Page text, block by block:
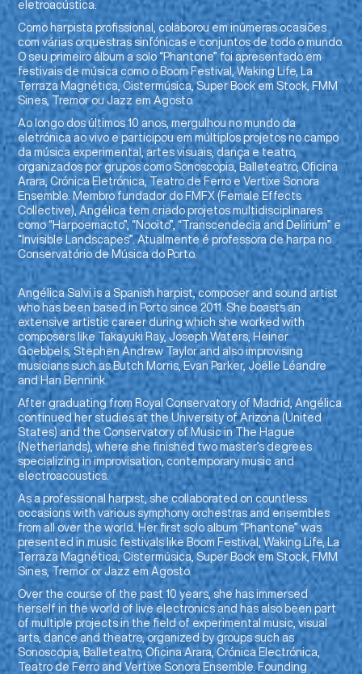
eletroacústica.
Como harpista profissional, colaborou em inúmeras ocasiões
com várias orquestras sinfónicas e conjuntos de todo o mundo.
O seu primeiro álbum a solo “Phantone” foi apresentado em
festivais de música como o Boom Festival, Waking Life, La
Terraza Magnética, Cistermúsica, Super Bock em Stock, FMM
Sines, Tremor ou Jazz em Agosto.
Ao longo dos últimos 10 anos, mergulhou no mundo da
eletrónica ao vivo e participou em múltiplos projetos no campo
da música experimental, artes visuais, dança e teatro,
organizados por grupos como Sonoscopia, Balleteatro, Oficina
Arara, Crónica Eletrónica, Teatro de Ferro e Vertixe Sonora
Ensemble. Membro fundador do FMFX (Female Effects
Collective), Angélica tem criado projetos multidisciplinares
como “Harpoemacto”, “Nooito”, “Transcendecia and Delirium” e
“Invisible Landscapes”. Atualmente é professora de harpa no
Conservatório de Música do Porto.
Angélica Salvi is a Spanish harpist, composer and sound artist
who has been based in Porto since 2011. She boasts an
extensive artistic career during which she worked with
composers like Takayuki Ray, Joseph Waters, Heiner
Goebbels, Stephen Andrew Taylor and also improvising
musicians such as Butch Morris, Evan Parker, Joëlle Léandre
and Han Bennink.
After graduating from Royal Conservatory of Madrid, Angélica
continued her studies at the University of Arizona (United
States) and the Conservatory of Music in The Hague
(Netherlands), where she finished two master’s degrees
specializing in improvisation, contemporary music and
electroacoustics.
As a professional harpist, she collaborated on countless
occasions with various symphony orchestras and ensembles
from all over the world. Her first solo album “Phantone” was
presented in music festivals like Boom Festival, Waking Life, La
Terraza Magnética, Cistermúsica, Super Bock em Stock, FMM
Sines, Tremor or Jazz em Agosto.
Over the course of the past 10 years, she has immersed
herself in the world of live electronics and has also been part
of multiple projects in the field of experimental music, visual
arts, dance and theatre, organized by groups such as
Sonoscopia, Balleteatro, Oficina Arara, Crónica Electrónica,
Teatro de Ferro and Vertixe Sonora Ensemble. Founding